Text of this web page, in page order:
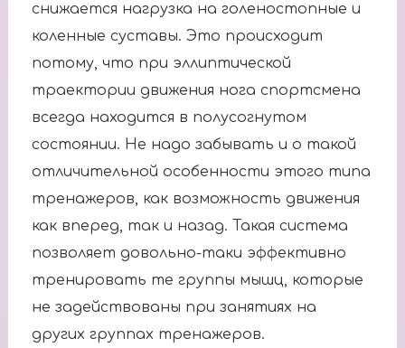
снижается нагрузка на голеностопные и
коленные суставы. Это происходит
потому, что при эллиптической
траектории движения нога спортсмена
всегда находится в полусогнутом
состоянии. Не надо забывать и о такой
отличительной особенности этого типа
тренажеров, как возможность движения
как вперед, так и назад. Такая система
позволяет довольно-таки эффективно
тренировать те группы мышц, которые
не задействованы при занятиях на
других группах тренажеров.